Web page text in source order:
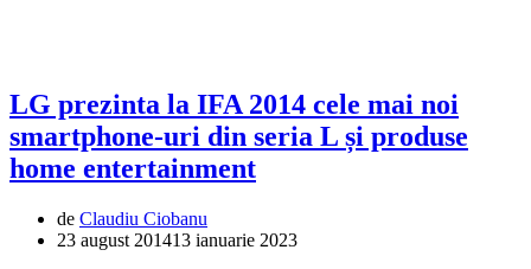
LG prezinta la IFA 2014 cele mai noi
smartphone-uri din seria L și produse
home entertainment
de Claudiu Ciobanu
23 august 201413 ianuarie 2023